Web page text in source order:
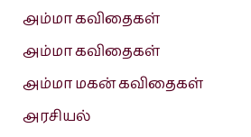
அம்மா கவிதைகள்
அம்மா கவிதைகள்
அம்மா மகன் கவிதைகள்
அரசியல்